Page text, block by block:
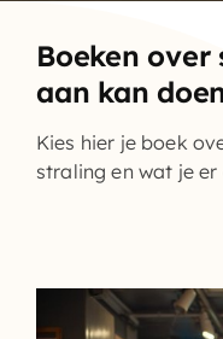
Boeken
aan kan
Kies hier je boek
straling en wat je er